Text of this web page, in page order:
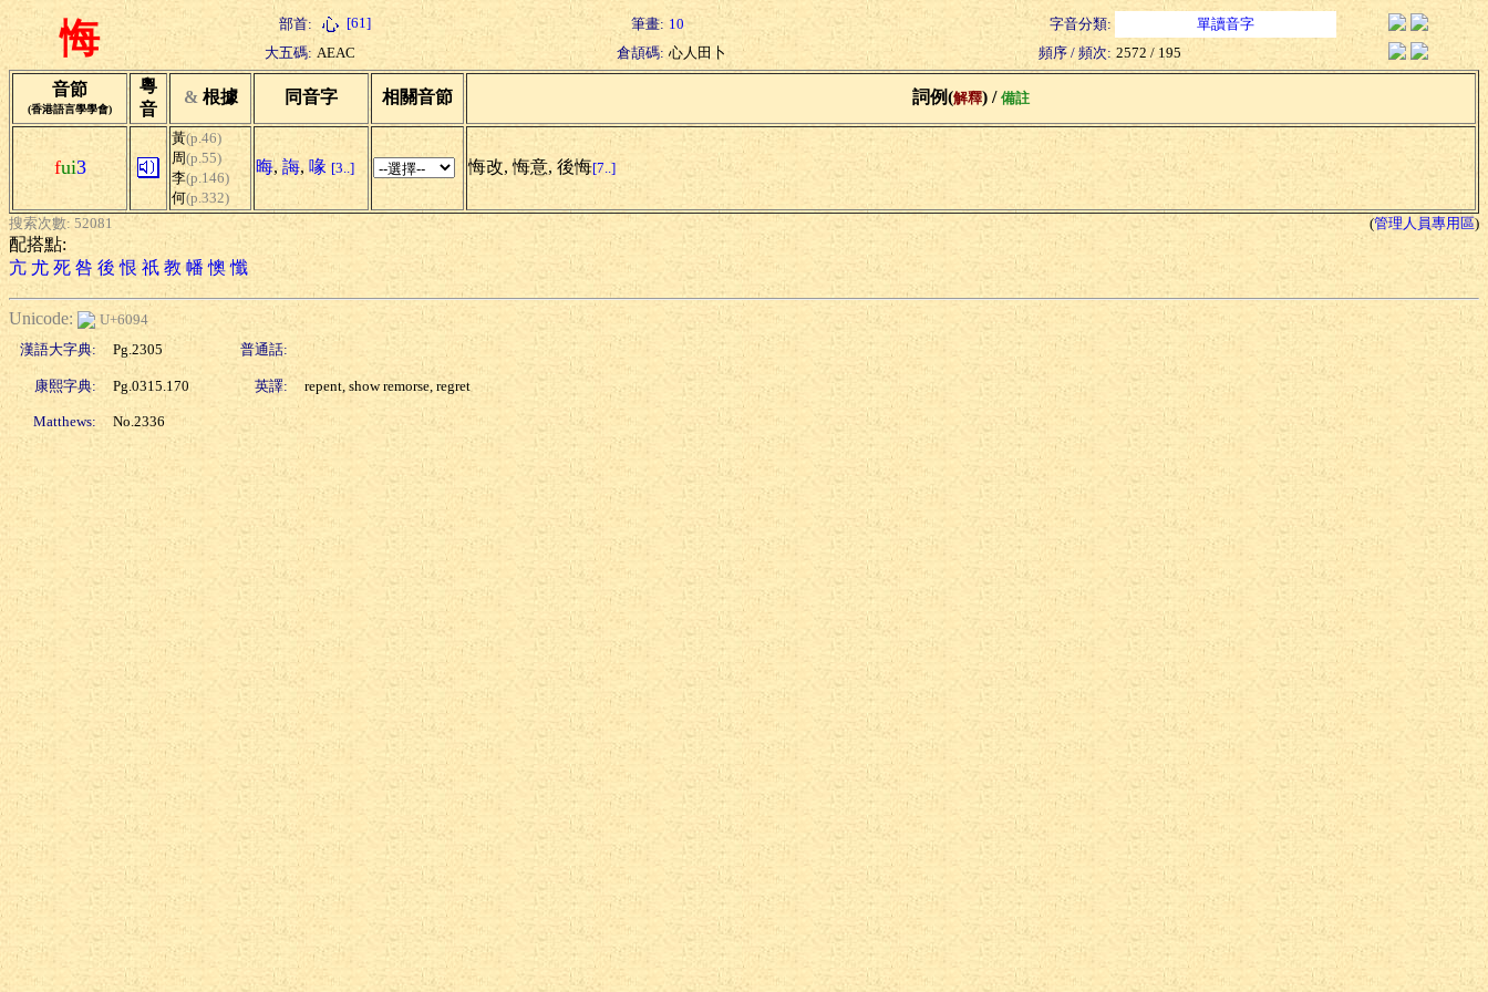
悔 部首: [61] 筆畫: 10 字音分類:
單讀音字
大五碼: AEAC 倉頡碼: 心人田卜 頻序 / 頻次: 2572 / 195
音節
(香港語言學學會)
粵
音
& 根據 同音字 相關音節 詞例(解釋) / 備註
fui3
黃(p.46)
周(p.55)
李(p.146)
何(p.332)
晦, 誨, 喙 [3..] 悔改, 悔意, 後悔[7..]
搜索次數: 52081 (管理人員專用區)
配搭點:
亢 尤 死 咎 後 恨 祇 教 幡 懊 懺
Unicode:
U+6094
漢語大字典:
Pg.2305 普通話:
康熙字典: Pg.0315.170 英譯: repent, show remorse, regret
Matthews: No.2336